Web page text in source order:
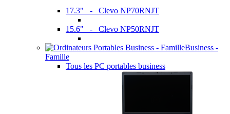
17.3" - Clevo NP70RNJT
15.6" - Clevo NP50RNJT
Business -
Famille
Tous les PC portables business